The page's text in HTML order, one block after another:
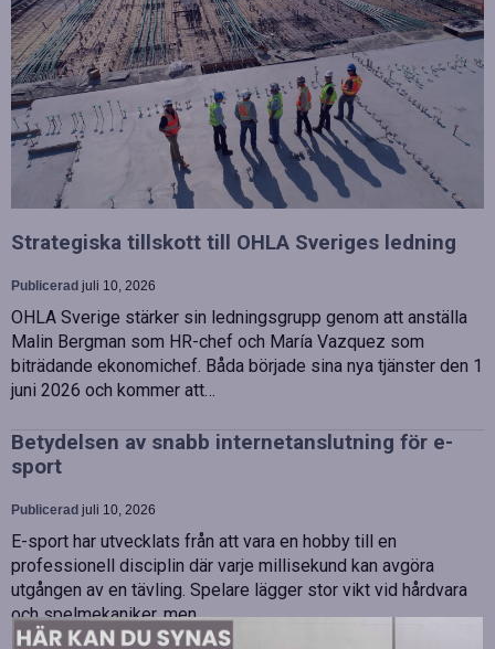
Strategiska tillskott till OHLA Sveriges ledning
Publicerad juli 10, 2026
OHLA Sverige stärker sin ledningsgrupp genom att anställa
Malin Bergman som HR-chef och María Vazquez som
biträdande ekonomichef. Båda började sina nya tjänster den 1
juni 2026 och kommer att…
Betydelsen av snabb internetanslutning för e-
sport
Publicerad juli 10, 2026
E-sport har utvecklats från att vara en hobby till en
professionell disciplin där varje millisekund kan avgöra
utgången av en tävling. Spelare lägger stor vikt vid hårdvara
och spelmekaniker, men…